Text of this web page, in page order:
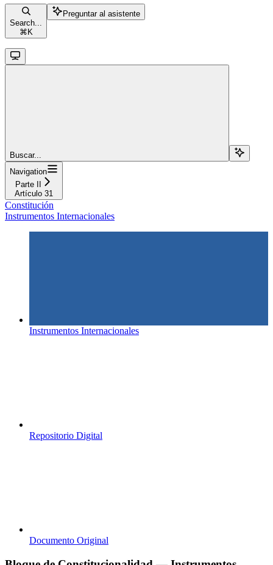
Search...
⌘ K
Preguntar al asistente
Buscar...
Navigation
Parte II
Artículo 31
Constitución
Instrumentos Internacionales
Instrumentos Internacionales
Repositorio Digital
Documento Original